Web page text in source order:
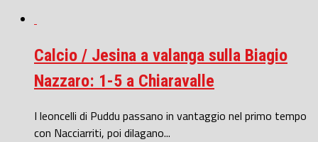
Calcio / Jesina a valanga sulla Biagio
Nazzaro: 1-5 a Chiaravalle
I leoncelli di Puddu passano in vantaggio nel primo tempo
con Nacciarriti, poi dilagano...